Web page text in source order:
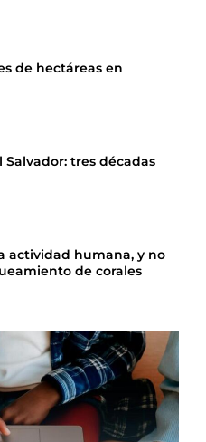
de hectáreas en
tres décadas
actividad humana, y no
de corales